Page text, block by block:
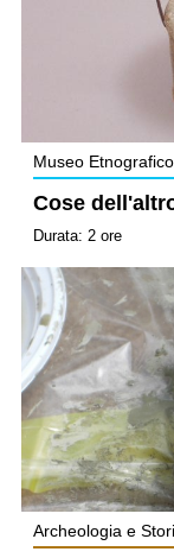
Museo
Cose
Durata: 2 ore
Archeologia e